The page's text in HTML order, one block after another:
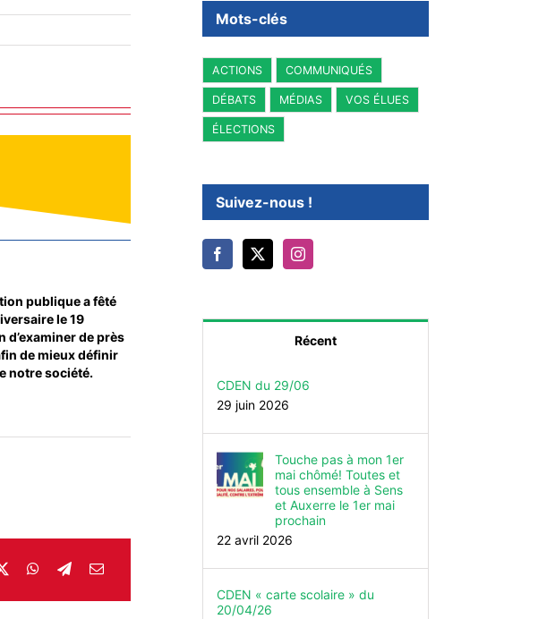
publique a fêté
le 19
d’examiner de près
de mieux définir
notre société.
Mots-clés
ACTIONS COMMUNIQUÉS
DÉBATS MÉDIAS VOS ÉLUES
ÉLECTIONS
Suivez-nous !
Récent
CDEN du 29/06
29 juin 2026
Touche pas à mon 1er
mai chômé! Toutes et
tous ensemble à Sens
et Auxerre le 1er mai
prochain
22 avril 2026
CDEN « carte scolaire » du
20/04/26